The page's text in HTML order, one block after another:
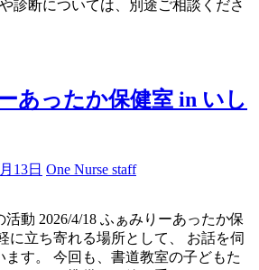
診断については、別途ご相談くださ
あったか保健室 in いし
13日 One Nurse staff
動 2026/4/18 ふぁみりーあったか保
に立ち寄れる場所として、 お話を伺
ます。 今回も、書道教室の子どもた